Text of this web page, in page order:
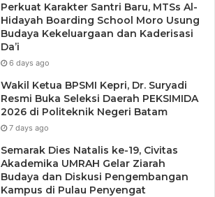
Perkuat Karakter Santri Baru, MTSs Al-
Hidayah Boarding School Moro Usung
Budaya Kekeluargaan dan Kaderisasi
Da’i
6 days ago
Wakil Ketua BPSMI Kepri, Dr. Suryadi
Resmi Buka Seleksi Daerah PEKSIMIDA
2026 di Politeknik Negeri Batam
7 days ago
Semarak Dies Natalis ke-19, Civitas
Akademika UMRAH Gelar Ziarah
Budaya dan Diskusi Pengembangan
Kampus di Pulau Penyengat